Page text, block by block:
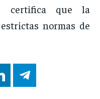
certifica que la
normas de